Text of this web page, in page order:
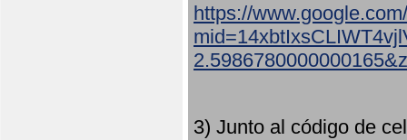
https://
3) Junto al código de